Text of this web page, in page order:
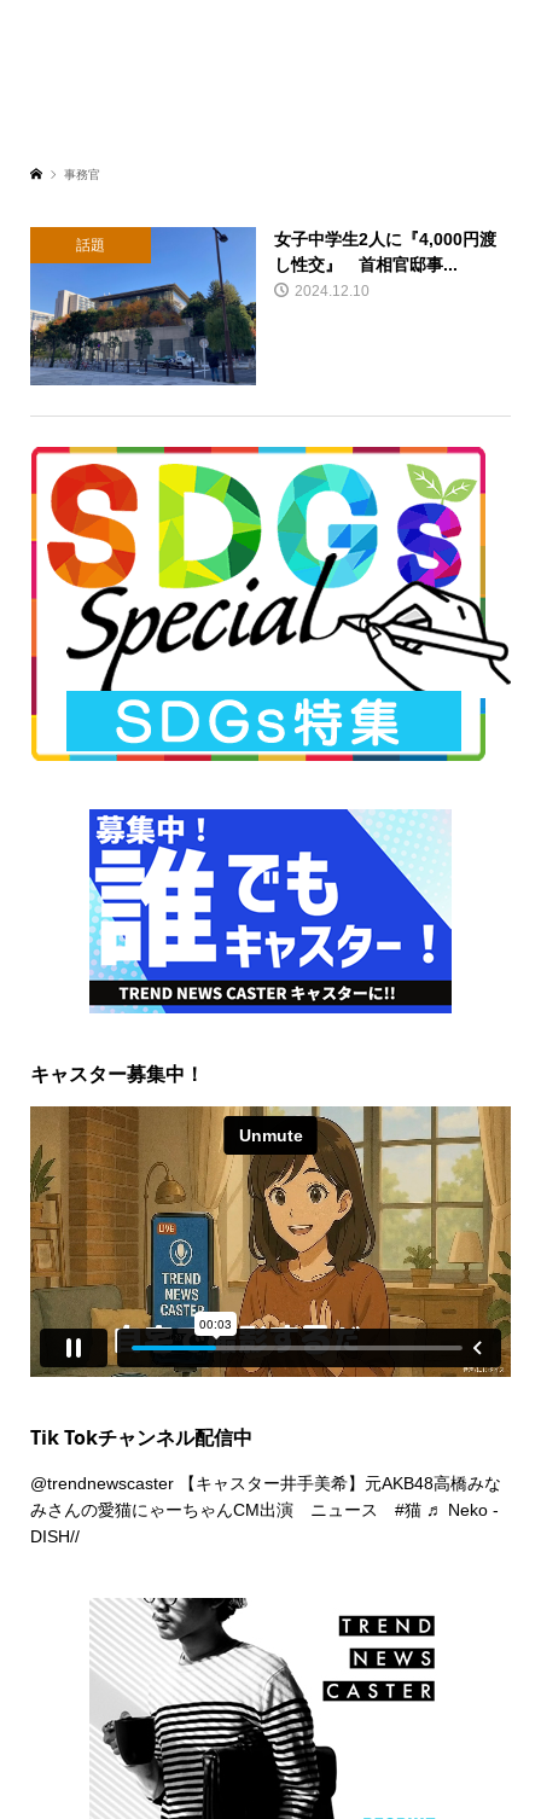
事務官
話題
女子中学生2人に『4,000円渡
し性交』 首相官邸事...
2024.12.10
キャスター募集中！
Tik Tokチャンネル配信中
@trendnewscaster【キャスター井手美希】元AKB48高橋みな
みさんの愛猫にゃーちゃんCM出演 ニュース #猫 ♬ Neko -
DISH//